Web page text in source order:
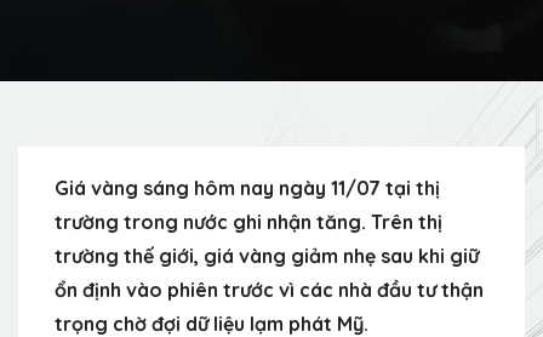
Giá vàng sáng hôm nay ngày 11/07 tại thị
trường trong nước ghi nhận tăng. Trên thị
trường thế giới, giá vàng giảm nhẹ sau khi giữ
ổn định vào phiên trước vì các nhà đầu tư thận
trọng chờ đợi dữ liệu lạm phát Mỹ.